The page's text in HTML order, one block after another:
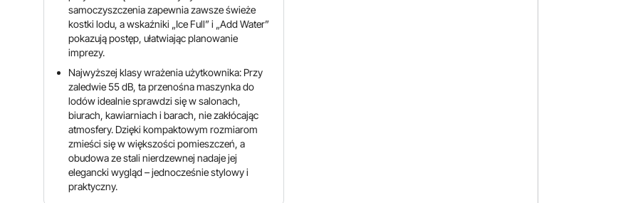
samoczyszczenia zapewnia zawsze świeże
kostki lodu, a wskaźniki „Ice Full” i „Add Water”
pokazują postęp, ułatwiając planowanie
imprezy.
Najwyższej klasy wrażenia użytkownika: Przy
zaledwie 55 dB, ta przenośna maszynka do
lodów idealnie sprawdzi się w salonach,
biurach, kawiarniach i barach, nie zakłócając
atmosfery. Dzięki kompaktowym rozmiarom
zmieści się w większości pomieszczeń, a
obudowa ze stali nierdzewnej nadaje jej
elegancki wygląd – jednocześnie stylowy i
praktyczny.